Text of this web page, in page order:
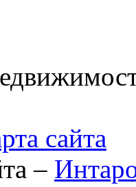
сайта
–